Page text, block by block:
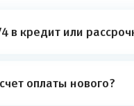
в кредит или
оплаты нового?